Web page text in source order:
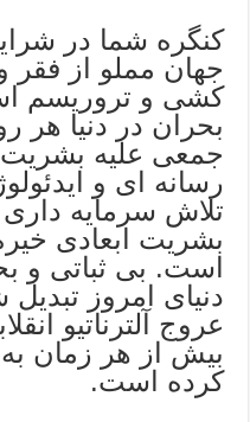
کنگره شما در
جهان مملو از
کشی و تروریسم
بحران در دنیا هر
جمعی علیه بشریت
رسانه ای و
تلاش سرمایه
بشریت ابعادی
است. بی ثباتی و
دنیای امروز
عروج آلترناتیو
بیش از هر زمان
کرده است.